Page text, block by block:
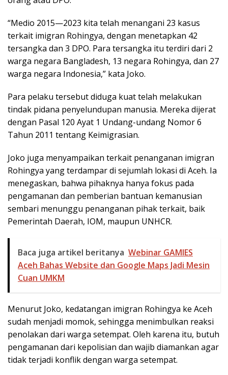
“Medio 2015—2023 kita telah menangani 23 kasus
terkait imigran Rohingya, dengan menetapkan 42
tersangka dan 3 DPO. Para tersangka itu terdiri dari 2
warga negara Bangladesh, 13 negara Rohingya, dan 27
warga negara Indonesia,” kata Joko.
Para pelaku tersebut diduga kuat telah melakukan
tindak pidana penyelundupan manusia. Mereka dijerat
dengan Pasal 120 Ayat 1 Undang-undang Nomor 6
Tahun 2011 tentang Keimigrasian.
Joko juga menyampaikan terkait penanganan imigran
Rohingya yang terdampar di sejumlah lokasi di Aceh. Ia
menegaskan, bahwa pihaknya hanya fokus pada
pengamanan dan pemberian bantuan kemanusian
sembari menunggu penanganan pihak terkait, baik
Pemerintah Daerah, IOM, maupun UNHCR.
Baca juga artikel beritanya Webinar GAMIES
Aceh Bahas Website dan Google Maps Jadi Mesin
Cuan UMKM
Menurut Joko, kedatangan imigran Rohingya ke Aceh
sudah menjadi momok, sehingga menimbulkan reaksi
penolakan dari warga setempat. Oleh karena itu, butuh
pengamanan dari kepolisian dan wajib diamankan agar
tidak terjadi konflik dengan warga setempat.